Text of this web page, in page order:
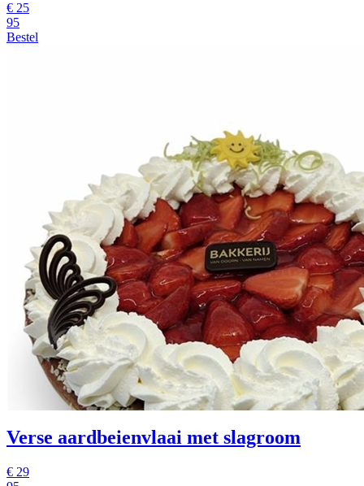
€ 25
95
Bestel
Verse aardbeienvlaai met slagroom
€ 29